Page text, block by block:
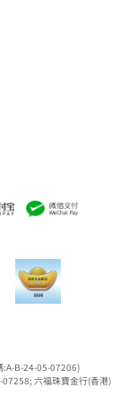
:A-B-24-05-07206)
六福珠寶金行(香港)